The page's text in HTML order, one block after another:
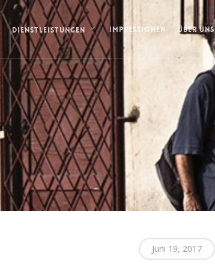
DIENSTLEISTUNGEN IMPRESSIONEN ÜBER UNS
Juni 19, 2017